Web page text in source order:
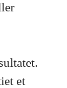
et